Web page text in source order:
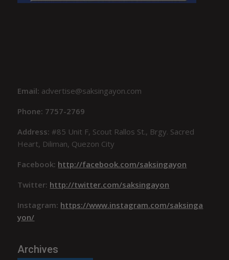
Email: advertise@saksingayon.com
Phone: 7757-2769
Address:#85 Unit F, Scout Rallos St., Brgy. Sacred
Heart, Diliman, Quezon City
Facebook: http://facebook.com/saksingayon
Twitter: http://twitter.com/saksingayon
Instagram: https://www.instagram.com/saksinga
yon/
Archives